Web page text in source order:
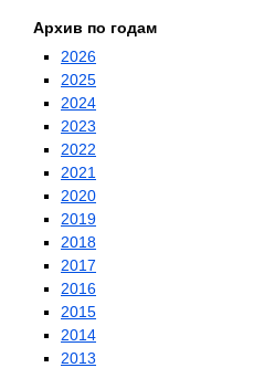
Архив по годам
2026
2025
2024
2023
2022
2021
2020
2019
2018
2017
2016
2015
2014
2013